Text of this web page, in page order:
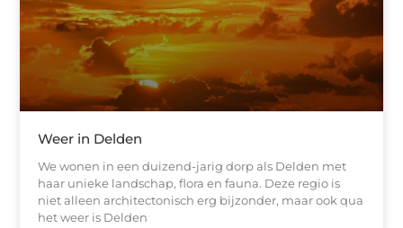
Weer in Delden
We wonen in een duizend-jarig dorp als Delden met
haar unieke landschap, flora en fauna. Deze regio is
niet alleen architectonisch erg bijzonder, maar ook qua
het weer is Delden